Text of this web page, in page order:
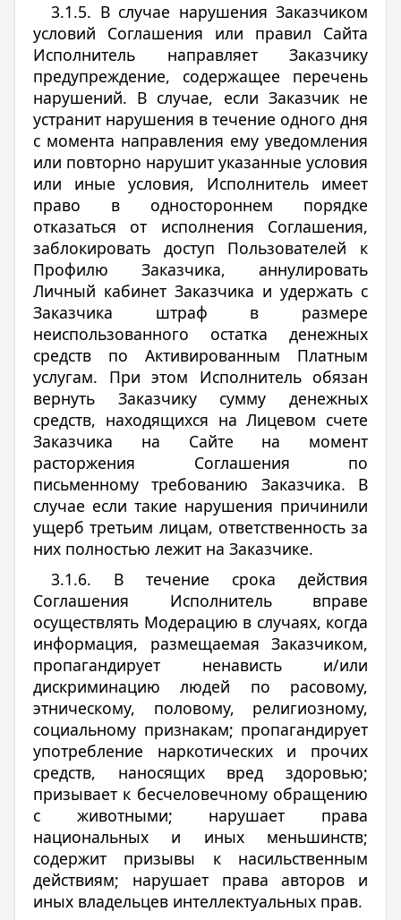
3.1.5. В случае нарушения Заказчиком
условий Соглашения или правил Сайта
Исполнитель направляет Заказчику
предупреждение, содержащее перечень
нарушений. В случае, если Заказчик не
устранит нарушения в течение одного дня
c момента направления ему уведомления
или повторно нарушит указанные условия
или иные условия, Исполнитель имеет
право в одностороннем порядке
отказаться от исполнения Соглашения,
заблокировать доступ Пользователей к
Профилю Заказчика, аннулировать
Личный кабинет Заказчика и удержать с
Заказчика штраф в размере
неиспользованного остатка денежных
средств по Активированным Платным
услугам. При этом Исполнитель обязан
вернуть Заказчику сумму денежных
средств, находящихся на Лицевом счете
Заказчика на Сайте на момент
расторжения Соглашения по
письменному требованию Заказчика. В
случае если такие нарушения причинили
ущерб третьим лицам, ответственность за
них полностью лежит на Заказчике.
3.1.6. В течение срока действия
Соглашения Исполнитель вправе
осуществлять Модерацию в случаях, когда
информация, размещаемая Заказчиком,
пропагандирует ненависть и/или
дискриминацию людей по расовому,
этническому, половому, религиозному,
социальному признакам; пропагандирует
употребление наркотических и прочих
средств, наносящих вред здоровью;
призывает к бесчеловечному обращению
с животными; нарушает права
национальных и иных меньшинств;
содержит призывы к насильственным
действиям; нарушает права авторов и
иных владельцев интеллектуальных прав.